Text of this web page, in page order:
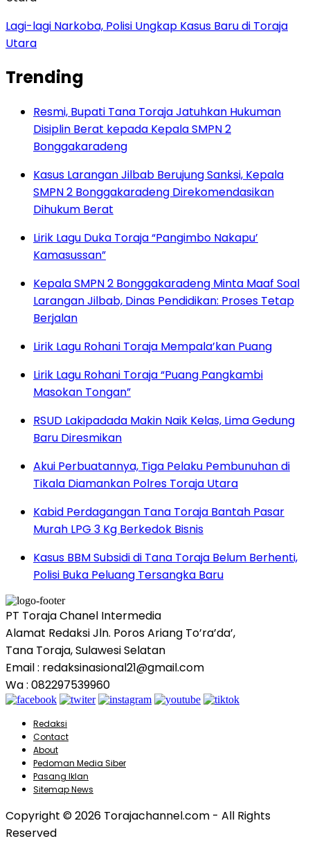
Lagi-lagi Narkoba, Polisi Ungkap Kasus Baru di Toraja
Utara
Trending
Resmi, Bupati Tana Toraja Jatuhkan Hukuman
Disiplin Berat kepada Kepala SMPN 2
Bonggakaradeng
Kasus Larangan Jilbab Berujung Sanksi, Kepala
SMPN 2 Bonggakaradeng Direkomendasikan
Dihukum Berat
Lirik Lagu Duka Toraja “Pangimbo Nakapu’
Kamasussan”
Kepala SMPN 2 Bonggakaradeng Minta Maaf Soal
Larangan Jilbab, Dinas Pendidikan: Proses Tetap
Berjalan
Lirik Lagu Rohani Toraja Mempala’kan Puang
Lirik Lagu Rohani Toraja “Puang Pangkambi
Masokan Tongan”
RSUD Lakipadada Makin Naik Kelas, Lima Gedung
Baru Diresmikan
Akui Perbuatannya, Tiga Pelaku Pembunuhan di
Tikala Diamankan Polres Toraja Utara
Kabid Perdagangan Tana Toraja Bantah Pasar
Murah LPG 3 Kg Berkedok Bisnis
Kasus BBM Subsidi di Tana Toraja Belum Berhenti,
Polisi Buka Peluang Tersangka Baru
PT Toraja Chanel Intermedia
Alamat Redaksi Jln. Poros Ariang To’ra’da’,
Tana Toraja, Sulawesi Selatan
Email : redaksinasional21@gmail.com
Wa : 082297539960
Redaksi
Contact
About
Pedoman Media Siber
Pasang Iklan
Sitemap News
Copyright © 2026 Torajachannel.com - All Rights
Reserved